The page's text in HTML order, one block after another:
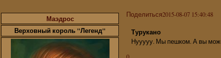
Поделиться2015-08-07 15:40:48
Маэдрос
Верховный король "Легенд"
Турукано
Нууууу. Мы пешком. А вы